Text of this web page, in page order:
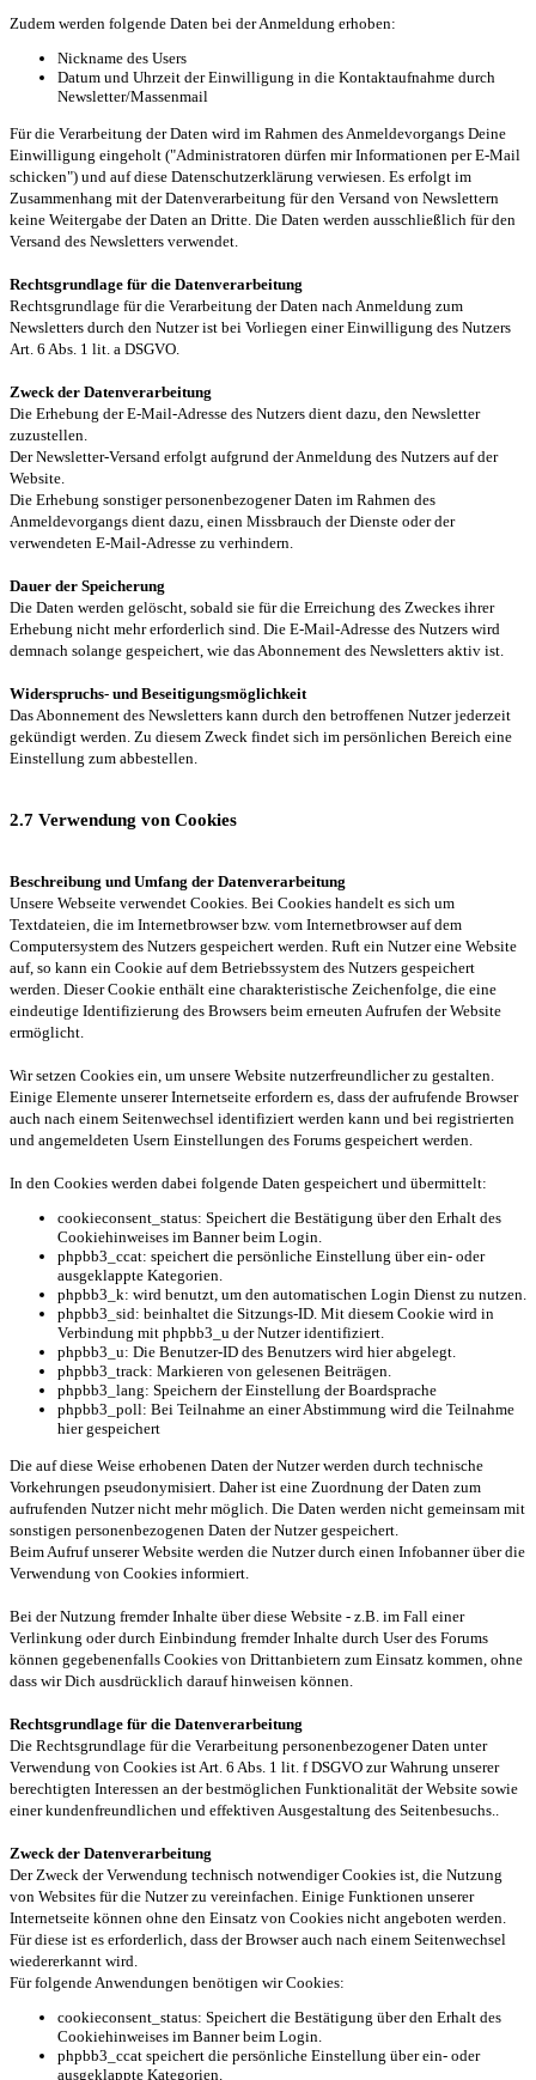
Zudem werden folgende Daten bei der Anmeldung erhoben:
Nickname des Users
Datum und Uhrzeit der Einwilligung in die Kontaktaufnahme durch
Newsletter/Massenmail
Für die Verarbeitung der Daten wird im Rahmen des Anmeldevorgangs Deine
Einwilligung eingeholt ("Administratoren dürfen mir Informationen per E-Mail
schicken") und auf diese Datenschutzerklärung verwiesen. Es erfolgt im
Zusammenhang mit der Datenverarbeitung für den Versand von Newslettern
keine Weitergabe der Daten an Dritte. Die Daten werden ausschließlich für den
Versand des Newsletters verwendet.
Rechtsgrundlage für die Datenverarbeitung
Rechtsgrundlage für die Verarbeitung der Daten nach Anmeldung zum
Newsletters durch den Nutzer ist bei Vorliegen einer Einwilligung des Nutzers
Art. 6 Abs. 1 lit. a DSGVO.
Zweck der Datenverarbeitung
Die Erhebung der E-Mail-Adresse des Nutzers dient dazu, den Newsletter
zuzustellen.
Der Newsletter-Versand erfolgt aufgrund der Anmeldung des Nutzers auf der
Website.
Die Erhebung sonstiger personenbezogener Daten im Rahmen des
Anmeldevorgangs dient dazu, einen Missbrauch der Dienste oder der
verwendeten E-Mail-Adresse zu verhindern.
Dauer der Speicherung
Die Daten werden gelöscht, sobald sie für die Erreichung des Zweckes ihrer
Erhebung nicht mehr erforderlich sind. Die E-Mail-Adresse des Nutzers wird
demnach solange gespeichert, wie das Abonnement des Newsletters aktiv ist.
Widerspruchs- und Beseitigungsmöglichkeit
Das Abonnement des Newsletters kann durch den betroffenen Nutzer jederzeit
gekündigt werden. Zu diesem Zweck findet sich im persönlichen Bereich eine
Einstellung zum abbestellen.
2.7 Verwendung von Cookies
Beschreibung und Umfang der Datenverarbeitung
Unsere Webseite verwendet Cookies. Bei Cookies handelt es sich um
Textdateien, die im Internetbrowser bzw. vom Internetbrowser auf dem
Computersystem des Nutzers gespeichert werden. Ruft ein Nutzer eine Website
auf, so kann ein Cookie auf dem Betriebssystem des Nutzers gespeichert
werden. Dieser Cookie enthält eine charakteristische Zeichenfolge, die eine
eindeutige Identifizierung des Browsers beim erneuten Aufrufen der Website
ermöglicht.
Wir setzen Cookies ein, um unsere Website nutzerfreundlicher zu gestalten.
Einige Elemente unserer Internetseite erfordern es, dass der aufrufende Browser
auch nach einem Seitenwechsel identifiziert werden kann und bei registrierten
und angemeldeten Usern Einstellungen des Forums gespeichert werden.
In den Cookies werden dabei folgende Daten gespeichert und übermittelt:
cookieconsent_status: Speichert die Bestätigung über den Erhalt des
Cookiehinweises im Banner beim Login.
phpbb3_ccat: speichert die persönliche Einstellung über ein- oder
ausgeklappte Kategorien.
phpbb3_k: wird benutzt, um den automatischen Login Dienst zu nutzen.
phpbb3_sid: beinhaltet die Sitzungs-ID. Mit diesem Cookie wird in
Verbindung mit phpbb3_u der Nutzer identifiziert.
phpbb3_u: Die Benutzer-ID des Benutzers wird hier abgelegt.
phpbb3_track: Markieren von gelesenen Beiträgen.
phpbb3_lang: Speichern der Einstellung der Boardsprache
phpbb3_poll: Bei Teilnahme an einer Abstimmung wird die Teilnahme
hier gespeichert
Die auf diese Weise erhobenen Daten der Nutzer werden durch technische
Vorkehrungen pseudonymisiert. Daher ist eine Zuordnung der Daten zum
aufrufenden Nutzer nicht mehr möglich. Die Daten werden nicht gemeinsam mit
sonstigen personenbezogenen Daten der Nutzer gespeichert.
Beim Aufruf unserer Website werden die Nutzer durch einen Infobanner über die
Verwendung von Cookies informiert.
Bei der Nutzung fremder Inhalte über diese Website - z.B. im Fall einer
Verlinkung oder durch Einbindung fremder Inhalte durch User des Forums
können gegebenenfalls Cookies von Drittanbietern zum Einsatz kommen, ohne
dass wir Dich ausdrücklich darauf hinweisen können.
Rechtsgrundlage für die Datenverarbeitung
Die Rechtsgrundlage für die Verarbeitung personenbezogener Daten unter
Verwendung von Cookies ist Art. 6 Abs. 1 lit. f DSGVO zur Wahrung unserer
berechtigten Interessen an der bestmöglichen Funktionalität der Website sowie
einer kundenfreundlichen und effektiven Ausgestaltung des Seitenbesuchs..
Zweck der Datenverarbeitung
Der Zweck der Verwendung technisch notwendiger Cookies ist, die Nutzung
von Websites für die Nutzer zu vereinfachen. Einige Funktionen unserer
Internetseite können ohne den Einsatz von Cookies nicht angeboten werden.
Für diese ist es erforderlich, dass der Browser auch nach einem Seitenwechsel
wiedererkannt wird.
Für folgende Anwendungen benötigen wir Cookies:
cookieconsent_status: Speichert die Bestätigung über den Erhalt des
Cookiehinweises im Banner beim Login.
phpbb3_ccat speichert die persönliche Einstellung über ein- oder
ausgeklappte Kategorien.